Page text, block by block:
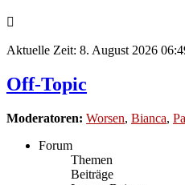
Aktuelle Zeit: 8. August 2026
Off-Topic
Moderatoren: Worsen, Bianca,
Forum
Themen
Beiträge